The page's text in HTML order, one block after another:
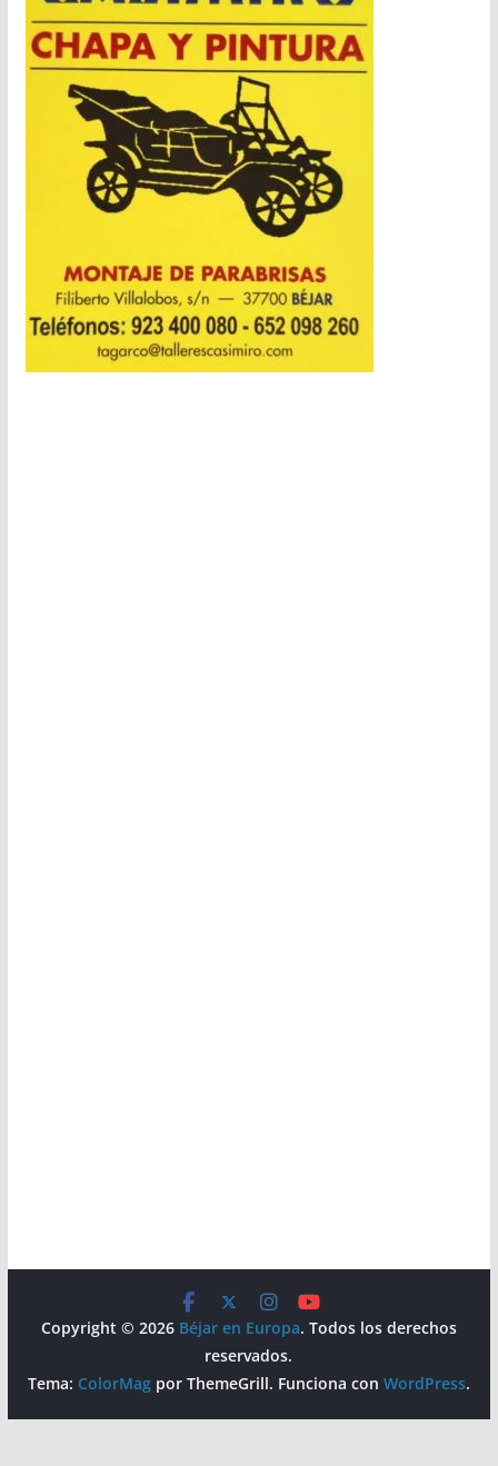
Copyright © 2026 Béjar en Europa. Todos los derechos
reservados.
Tema: ColorMagpor ThemeGrill. Funciona con WordPress.